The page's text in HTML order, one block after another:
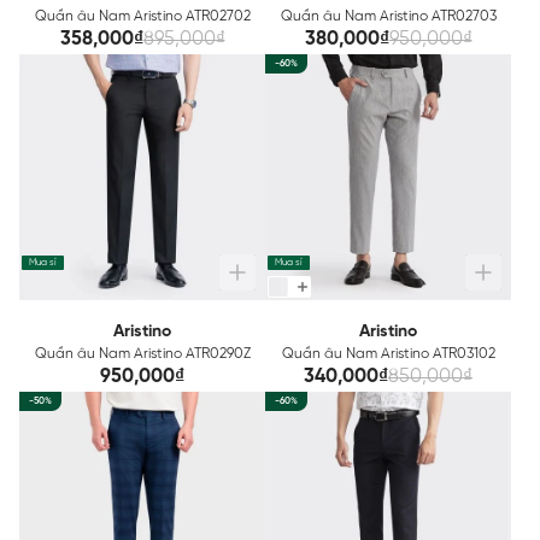
Quần âu Nam Aristino ATR02702
358,000₫895,000₫
Quần âu Nam Aristino ATR02703
380,000₫950,000₫
Mua sỉ
Aristino
Quần âu Nam Aristino ATR0290Z
950,000₫
-60%
Mua sỉ
Aristino
Quần âu Nam Aristino ATR03102
340,000₫850,000₫
-50% -60%